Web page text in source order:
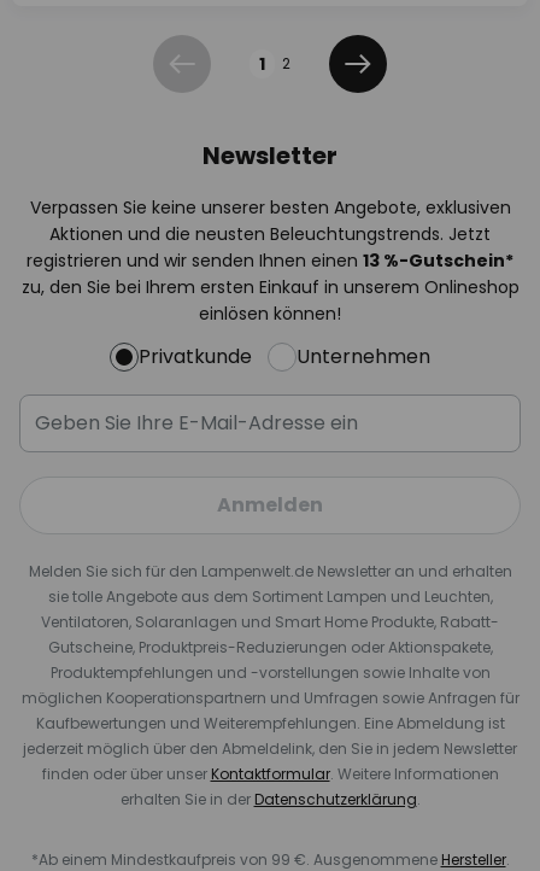
Zurück 1 2
Weiter
Newsletter
Verpassen Sie keine unserer besten Angebote, exklusiven
Aktionen und die neusten Beleuchtungstrends. Jetzt
registrieren und wir senden Ihnen einen 13 %-Gutschein*
zu, den Sie bei Ihrem ersten Einkauf in unserem Onlineshop
einlösen können!
Privatkunde Unternehmen
Anmelden
Melden Sie sich für den Lampenwelt.de Newsletter an und erhalten
sie tolle Angebote aus dem Sortiment Lampen und Leuchten,
Ventilatoren, Solaranlagen und Smart Home Produkte, Rabatt-
Gutscheine, Produktpreis-Reduzierungen oder Aktionspakete,
Produktempfehlungen und -vorstellungen sowie Inhalte von
möglichen Kooperationspartnern und Umfragen sowie Anfragen für
Kaufbewertungen und Weiterempfehlungen. Eine Abmeldung ist
jederzeit möglich über den Abmeldelink, den Sie in jedem Newsletter
finden oder über unser Kontaktformular. Weitere Informationen
erhalten Sie in der Datenschutzerklärung.
*Ab einem Mindestkaufpreis von 99 €. Ausgenommene Hersteller.